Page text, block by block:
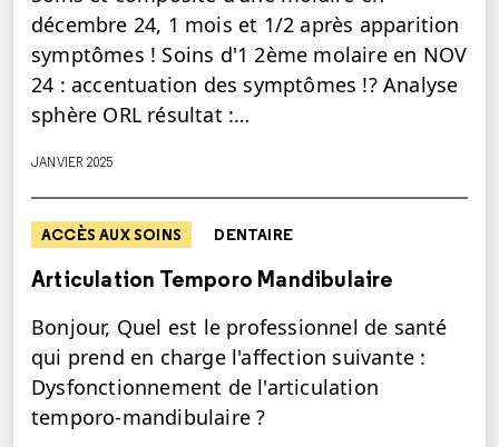
décembre 24, 1 mois et 1/2 après apparition
symptômes ! Soins d'1 2ème molaire en NOV
24 : accentuation des symptômes !? Analyse
sphère ORL résultat :…
JANVIER 2025
ACCÈS AUX SOINS DENTAIRE
Articulation Temporo Mandibulaire
Bonjour, Quel est le professionnel de santé
qui prend en charge l'affection suivante :
Dysfonctionnement de l'articulation
temporo-mandibulaire ?